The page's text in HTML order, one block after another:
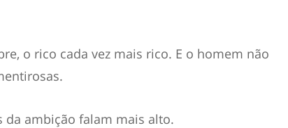
o rico cada vez mais rico. E o homem não
da ambição falam mais alto.